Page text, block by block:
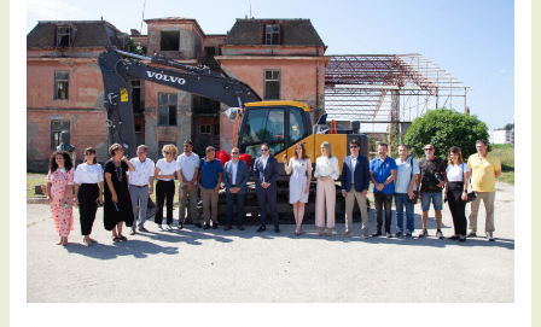
počinje
FEST
posvećen
Ulcinjskoj
solani
–
PRIRODI